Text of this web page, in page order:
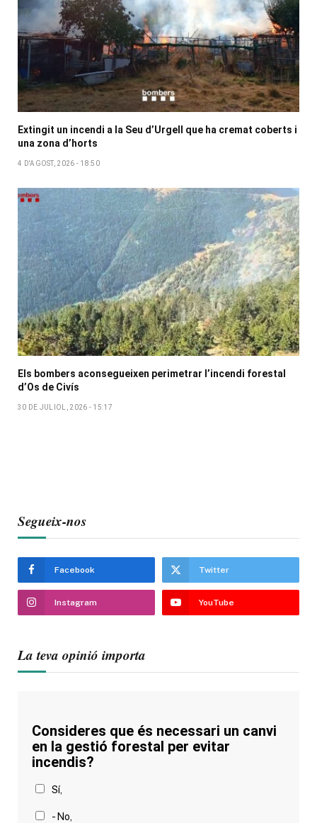
Extingit un incendi a la Seu d’Urgell que ha cremat coberts i
una zona d’horts
4 D'AGOST, 2026 - 18:50
Els bombers aconsegueixen perimetrar l’incendi forestal
d’Os de Civís
30 DE JULIOL, 2026 - 15:17
Segueix-nos
Facebook Twitter
Instagram YouTube
La teva opinió importa
Consideres que és necessari un canvi
en la gestió forestal per evitar
incendis?
Sí,
- No,